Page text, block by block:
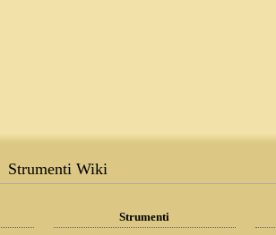
Strumenti Wiki
Strumenti